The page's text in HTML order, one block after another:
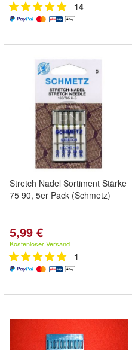
14
Stretch Nadel Sortiment Stärke
75 90, 5er Pack (Schmetz)
5,99 €
Kostenloser Versand
1